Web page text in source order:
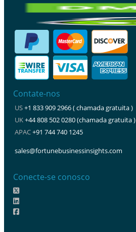
Contate-nos
US+1 833 909 2966 ( chamada gratuita )
UK+44 808 502 0280 (chamada gratuita )
APAC+91 744 740 1245
sales@fortunebusinessinsights.com
Conecte-se conosco